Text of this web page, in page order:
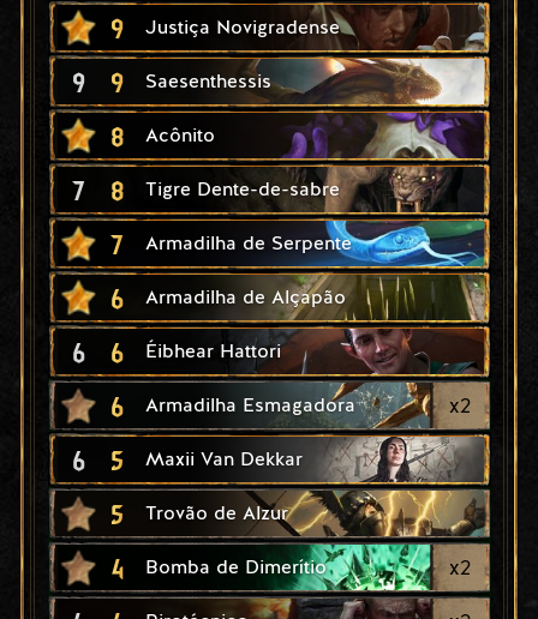
9 Justiça Novigradense
9 9 Saesenthessis
8 Acônito
7 8 Tigre Dente-de-sabre
7 Armadilha de Serpente
6 Armadilha de Alçapão
6 6 Éibhear Hattori
6 Armadilha Esmagadora x2
6 5 Maxii Van Dekkar
5 Trovão de Alzur
4 Bomba de Dimerítio x2